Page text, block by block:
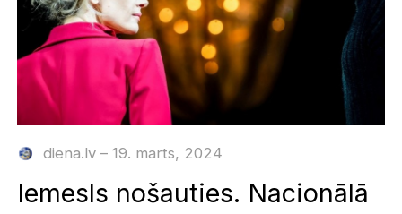
diena.lv – 19. marts, 2024
Iemesls nošauties. Nacionālā